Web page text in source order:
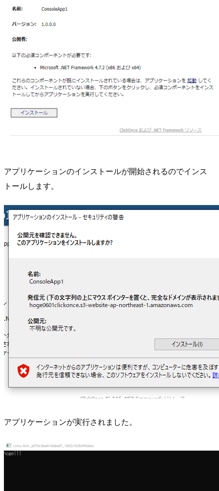
アプリケーションのインストールが開始されるのでインス
トールします。
アプリケーションが実行されました。